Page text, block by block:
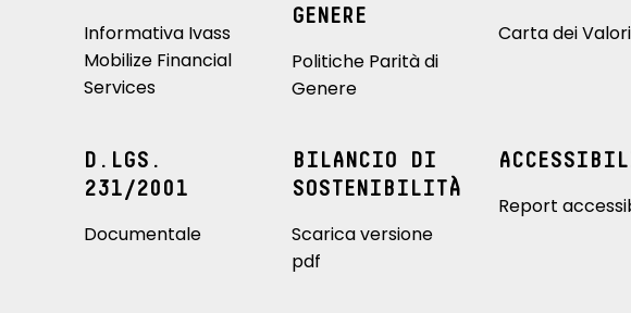
Informativa Ivass
Mobilize Financial
Services
GENERE
Politiche Parità di
Genere
Carta dei Valori
D.LGS.
231/2001
Documentale
BILANCIO DI
SOSTENIBILITÀ
Scarica versione
pdf
Report